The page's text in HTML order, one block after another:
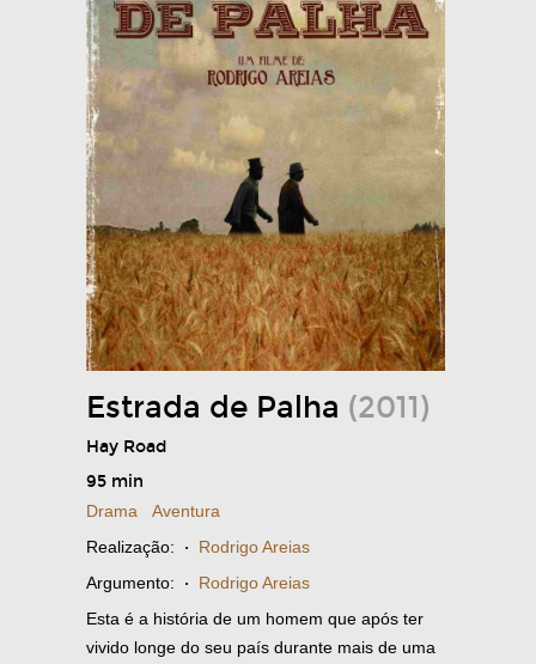
Estrada de Palha (2011)
Hay Road
95 min
Drama
Aventura
Realização: · Rodrigo Areias
Argumento: · Rodrigo Areias
Esta é a história de um homem que após ter
vivido longe do seu país durante mais de uma